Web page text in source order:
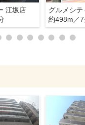
江坂店
グルメシテ
約498m／